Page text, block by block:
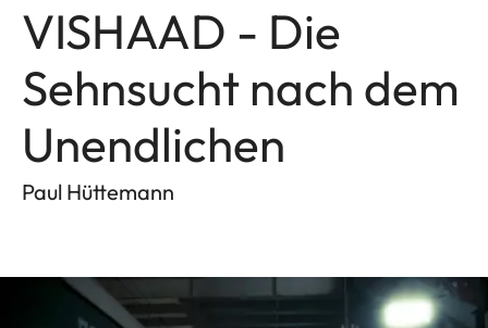
VISHAAD - Die
Sehnsucht nach dem
Unendlichen
Paul Hüttemann